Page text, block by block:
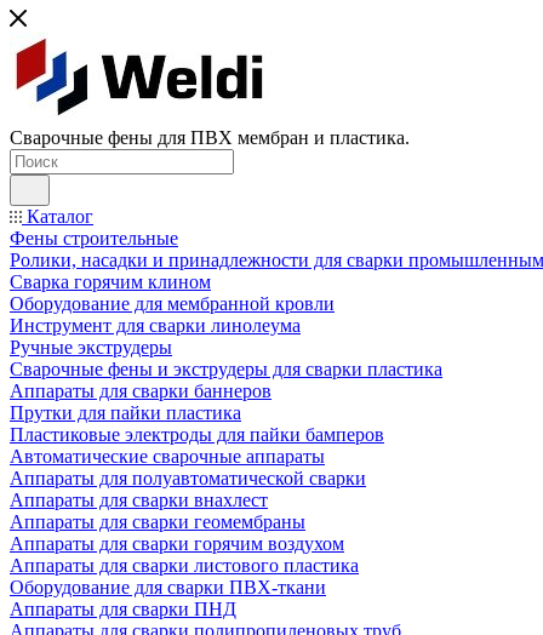
Сварочные фены для ПВХ мембран и пластика.
Каталог
Фены строительные
Ролики, насадки и принадлежности для сварки
Сварка горячим клином
Оборудование для мембранной кровли
Инструмент для сварки линолеума
Ручные экструдеры
Сварочные фены и экструдеры для сварки пластика
Аппараты для сварки баннеров
Прутки для пайки пластика
Пластиковые электроды для пайки бамперов
Автоматические сварочные аппараты
Аппараты для полуавтоматической сварки
Аппараты для сварки внахлест
Аппараты для сварки геомембраны
Аппараты для сварки горячим воздухом
Аппараты для сварки листового пластика
Оборудование для сварки ПВХ-ткани
Аппараты для сварки ПНД
Аппараты для сварки полипропиленовых труб